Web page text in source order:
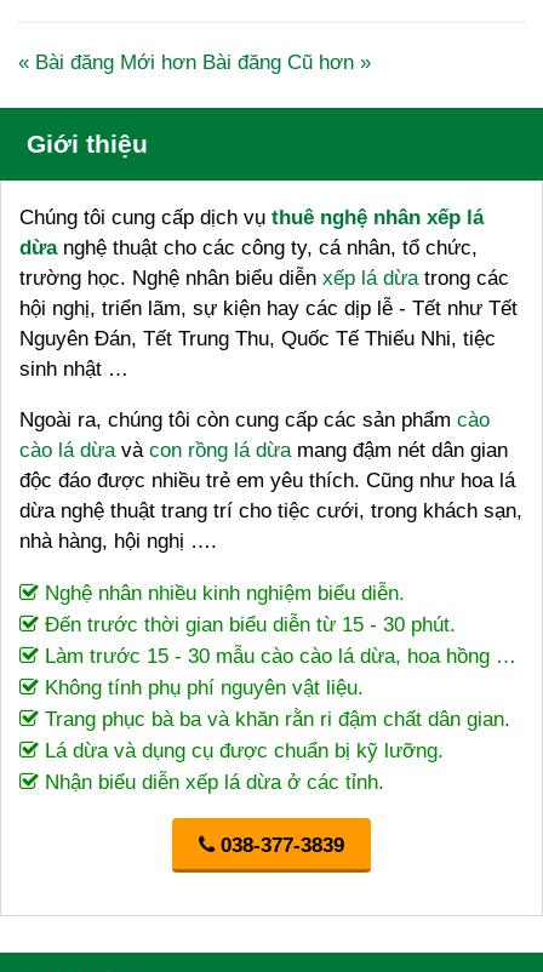
« Bài đăng Mới hơn Bài đăng Cũ hơn »
Giới thiệu
Chúng tôi cung cấp dịch vụ thuê nghệ nhân xếp lá
dừanghệ thuật cho các công ty, cá nhân, tổ chức,
trường học. Nghệ nhân biểu diễn xếp lá dừa trong các
hội nghị, triển lãm, sự kiện hay các dịp lễ - Tết như Tết
Nguyên Đán, Tết Trung Thu, Quốc Tế Thiếu Nhi, tiệc
sinh nhật …
Ngoài ra, chúng tôi còn cung cấp các sản phẩm cào
cào lá dừa và con rồng lá dừa mang đậm nét dân gian
độc đáo được nhiều trẻ em yêu thích. Cũng như hoa lá
dừa nghệ thuật trang trí cho tiệc cưới, trong khách sạn,
nhà hàng, hội nghị ….
Nghệ nhân nhiều kinh nghiệm biểu diễn.
Đến trước thời gian biểu diễn từ 15 - 30 phút.
Làm trước 15 - 30 mẫu cào cào lá dừa, hoa hồng …
Không tính phụ phí nguyên vật liệu.
Trang phục bà ba và khăn rằn ri đậm chất dân gian.
Lá dừa và dụng cụ được chuẩn bị kỹ lưỡng.
Nhận biểu diễn xếp lá dừa ở các tỉnh.
038-377-3839